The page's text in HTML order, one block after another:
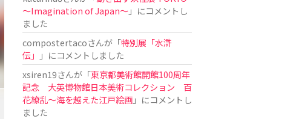
〜Imagination of Japan〜」にコメントし
ました
compostertacoさんが「特別展「水滸
伝」
」にコメントしました
xsiren19さんが「東京都美術館開館100周年
記念 大英博物館日本美術コレクション 百
花繚乱～海を越えた江戸絵画」にコメントし
ました